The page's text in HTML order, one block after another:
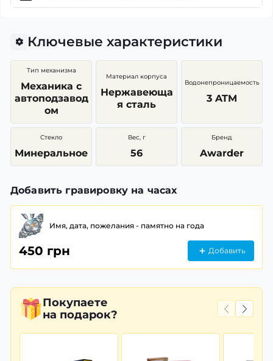
Ключевые характеристики
Тип механизма
Механика с
автоподзавод
ом
Материал корпуса
Нержавеюща
я сталь
Водонепроницаемость
3 ATM
Стекло
Минеральное
Вес, г
56
Бренд
Awarder
Добавить гравировку на часах
Имя, дата, пожелания - памятно на года
450 грн Добавить
Покупаете
на подарок?